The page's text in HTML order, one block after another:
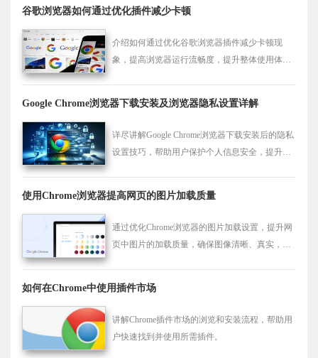
谷歌浏览器如何通过优化插件减少卡顿
介绍如何通过优化谷歌浏览器插件减少卡顿现
象，提高浏览器运行流畅度，提升整体使用体
Google Chrome浏览器下载安装及浏览器隐私设置详解
详尽讲解Google Chrome浏览器下载安装后的隐私
设置技巧，帮助用户保护个人信息安全，提升浏
使用Chrome浏览器提高网页的图片加载质量
通过优化Chrome浏览器的图片加载设置，提升网
页中图片的加载质量，确保图像清晰、真实，增
如何在Chrome中使用插件市场
讲解Chrome插件市场的浏览和安装流程，帮助用
户快速找到并使用所需插件。